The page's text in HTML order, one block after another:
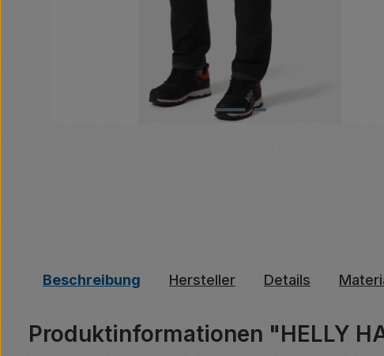
Beschreibung Hersteller Details
Produktinformationen "HELLY